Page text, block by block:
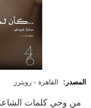
المصدر: القاهرة - رويترز
من وحي كلمات